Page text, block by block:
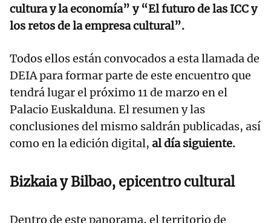
cultura y la economía” y “El futuro de las ICC y
los retos de la empresa cultural”.
Todos ellos están convocados a esta llamada de
DEIA para formar parte de este encuentro que
tendrá lugar el próximo 11 de marzo en el
Palacio Euskalduna. El resumen y las
conclusiones del mismo saldrán publicadas, así
como en la edición digital, al día siguiente.
Bizkaia y Bilbao, epicentro cultural
Dentro de este panorama, el territorio de